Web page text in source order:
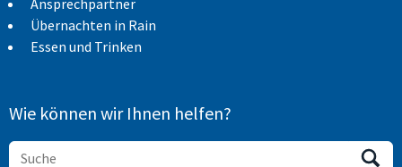
Übernachten in Rain
Essen und Trinken
Wie können wir Ihnen helfen?